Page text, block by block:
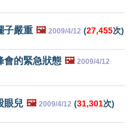
子嚴重 🖼️ 2009/4/12 (27,455次)
會的緊急狀態 🖼️ 2009/4/12
眼兒 🖼️ 2009/4/12 (31,301次)